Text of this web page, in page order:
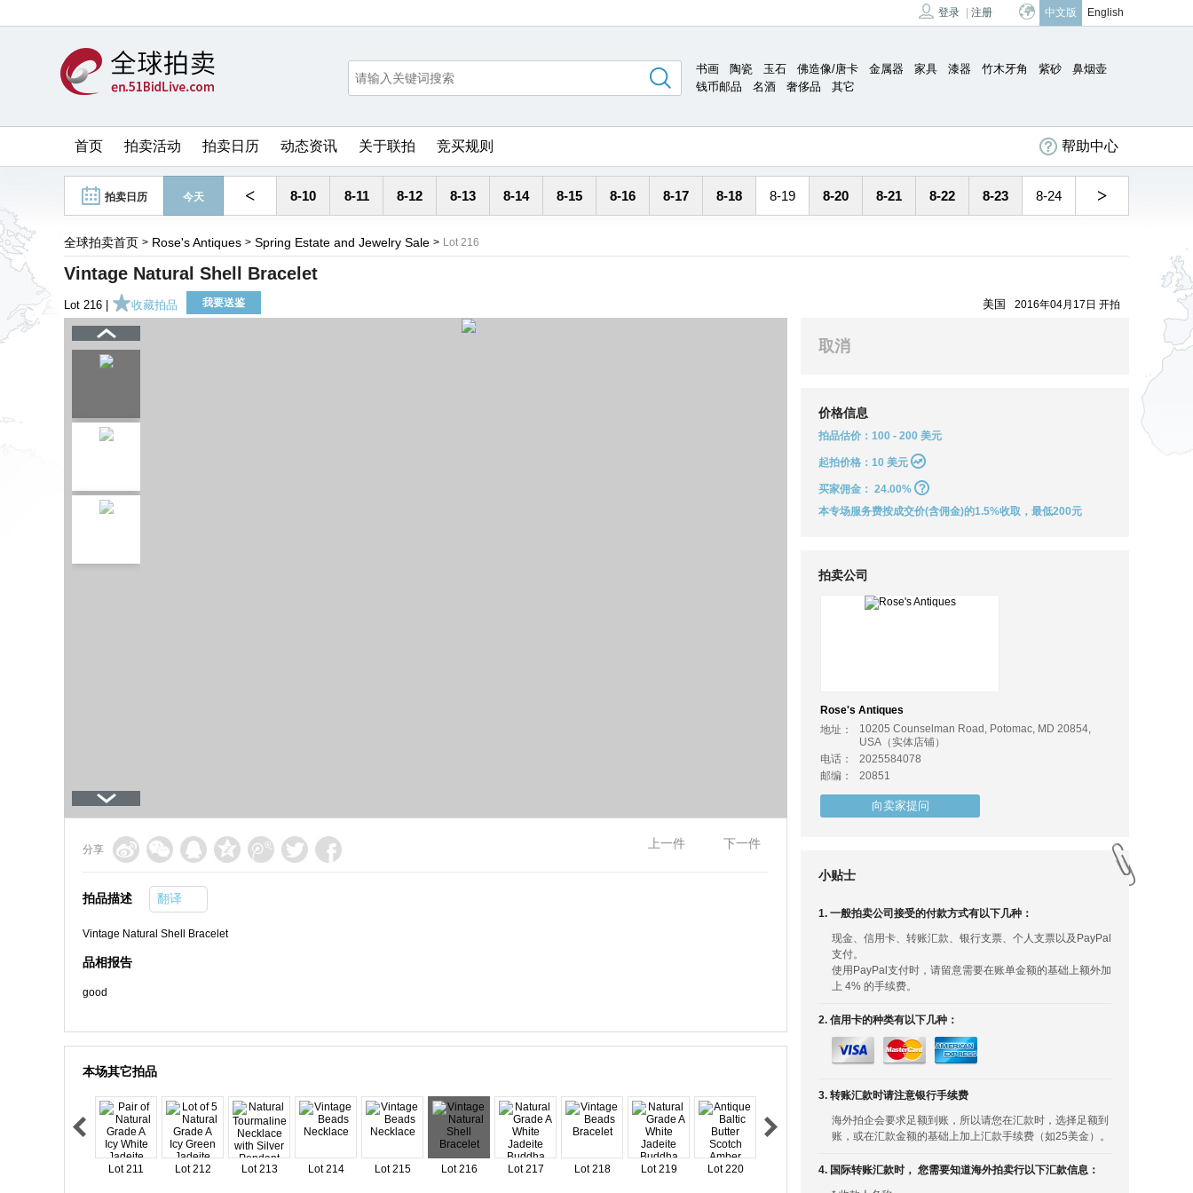
登录 注册 中文版 English
书画 陶瓷 玉石 佛造像/唐卡 金属器 家具 漆器 竹木牙角 紫砂
鼻烟壶
钱币邮品
名酒 奢侈品 其它
首页 拍卖活动 拍卖日历 动态资讯 关于联拍 竞买规则 帮助中心
拍卖日历 今天 < 8-10 8-11 8-12 8-13 8-14 8-15 8-16 8-17 8-18 8-19 8-20 8-21 8-22 8-23 8-24 >
全球拍卖首页 > Rose's Antiques > Spring Estate and Jewelry Sale > Lot 216
Vintage Natural Shell Bracelet
Lot 216 | 收藏拍品 我要送鉴 美国 2016年04月17日 开拍
分享 上一件 下一件
拍品描述 翻译
Vintage Natural Shell Bracelet
品相报告
good
本场其它拍品
Lot 211 Lot 212 Lot 213 Lot 214 Lot 215 Lot 216 Lot 217 Lot 218 Lot 219 Lot 220
取消
价格信息
拍品估价：100 - 200 美元
起拍价格：10 美元
买家佣金： 24.00%
本专场服务费按成交价(含佣金)的1.5%收取，最低200元
拍卖公司
Rose's Antiques
地址：
10205 Counselman Road, Potomac, MD 20854,
USA（实体店铺）
电话：
2025584078
邮编：
20851
向卖家提问
小贴士
1. 一般拍卖公司接受的付款方式有以下几种：
现金、信用卡、转账汇款、银行支票、个人支票以及PayPal
支付。
使用PayPal支付时，请留意需要在账单金额的基础上额外加
上 4% 的手续费。
2. 信用卡的种类有以下几种：
3. 转账汇款时请注意银行手续费
海外拍企会要求足额到账，所以请您在汇款时，选择足额到
账，或在汇款金额的基础上加上汇款手续费（如25美金）。
4. 国际转账汇款时， 您需要知道海外拍卖行以下汇款信息：